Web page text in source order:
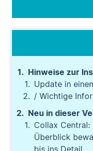
Hinweise zur
Update in
/ Wichtige
Neu in dieser
Collax
Überblick
bis ins Detail